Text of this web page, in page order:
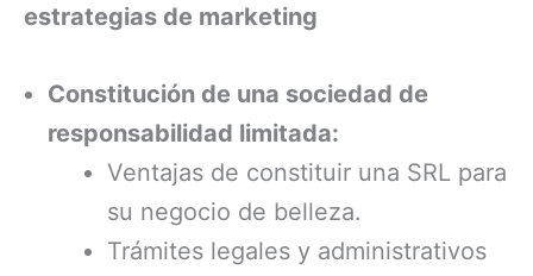
estrategias de marketing
Constitución de una sociedad de
responsabilidad limitada:
Ventajas de constituir una SRL para
su negocio de belleza.
Trámites legales y administrativos